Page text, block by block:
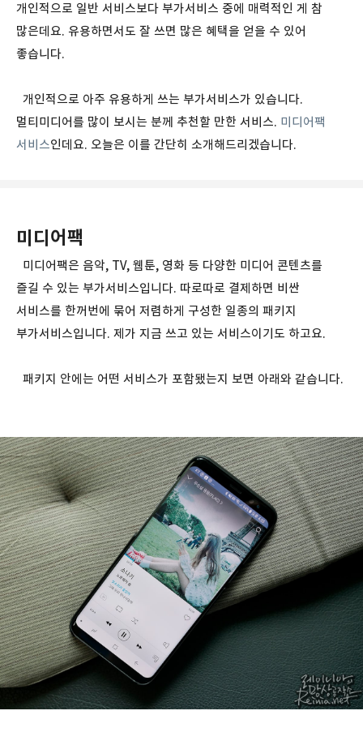
개인적으로 일반 서비스보다 부가서비스 중에 매력적인 게 참
많은데요. 유용하면서도 잘 쓰면 많은 혜택을 얻을 수 있어
좋습니다.
개인적으로 아주 유용하게 쓰는 부가서비스가 있습니다.
멀티미디어를 많이 보시는 분께 추천할 만한 서비스. 미디어팩
서비스인데요. 오늘은 이를 간단히 소개해드리겠습니다.
미디어팩
미디어팩은 음악, TV, 웹툰, 영화 등 다양한 미디어 콘텐츠를
즐길 수 있는 부가서비스입니다. 따로따로 결제하면 비싼
서비스를 한꺼번에 묶어 저렴하게 구성한 일종의 패키지
부가서비스입니다. 제가 지금 쓰고 있는 서비스이기도 하고요.
패키지 안에는 어떤 서비스가 포함됐는지 보면 아래와 같습니다.